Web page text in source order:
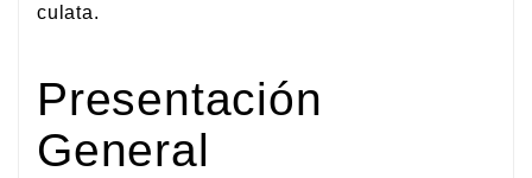
culata.
Presentación
General